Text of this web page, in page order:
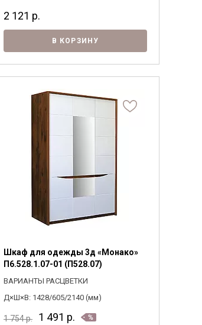
2 121 р.
В КОРЗИНУ
Шкаф для одежды 3д «Монако»
П6.528.1.07-01 (П528.07)
ВАРИАНТЫ РАСЦВЕТКИ
Д×Ш×В: 1428/605/2140 (мм)
1 754р. 1 491 р.